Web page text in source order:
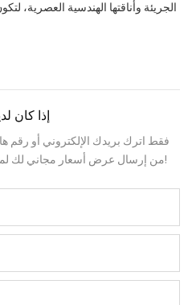
الجريئة وأناقتها الهندسية العصرية،
إذا كان
فقط اترك بريدك الإلكتروني أو رقم
من إرسال عرض أسعار مجاني لك لمجموعة واسعة من التصميمات لدينا!